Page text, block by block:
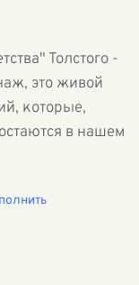
Толстого -
это живой
которые,
в нашем